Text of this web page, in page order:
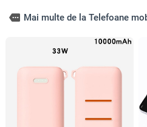
more Mai multe de la Telefoane